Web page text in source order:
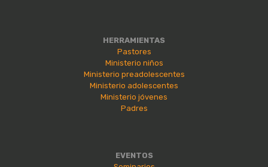
HERRAMIENTAS
Pastores
Ministerio niños
Ministerio preadolescentes
Ministerio adolescentes
Ministerio jóvenes
Padres
EVENTOS